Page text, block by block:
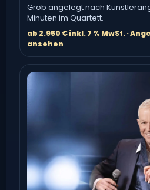
Grob angelegt nach
Minuten im Quartett.
ab 2.950 € inkl. 7 % MwSt. ·
ansehen